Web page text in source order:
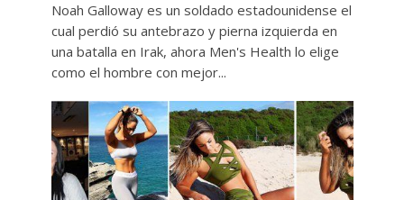
Noah Galloway es un soldado estadounidense el
cual perdió su antebrazo y pierna izquierda en
una batalla en Irak, ahora Men's Health lo elige
como el hombre con mejor...